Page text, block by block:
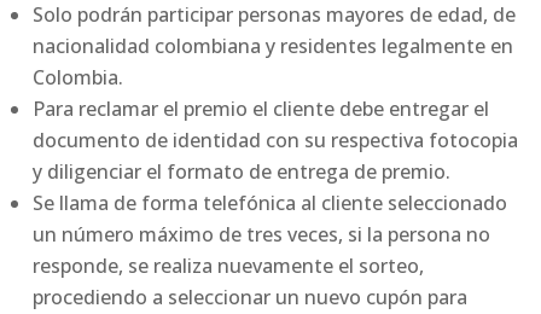
Solo podrán participar personas mayores de edad, de
nacionalidad colombiana y residentes legalmente en
Colombia.
Para reclamar el premio el cliente debe entregar el
documento de identidad con su respectiva fotocopia
y diligenciar el formato de entrega de premio.
Se llama de forma telefónica al cliente seleccionado
un número máximo de tres veces, si la persona no
responde, se realiza nuevamente el sorteo,
procediendo a seleccionar un nuevo cupón para